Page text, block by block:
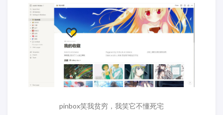
pinbox笑我贫穷，我笑它不懂死宅